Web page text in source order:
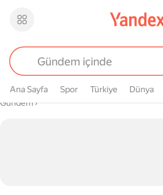
Ana Sayfa Spor Türkiye Dünya
Buradasın
Gündem›